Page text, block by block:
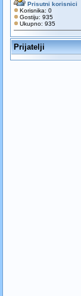
Prisutni korisnici
Korisnika: 0
Gostiju: 935
Ukupno: 935
Prijatelji